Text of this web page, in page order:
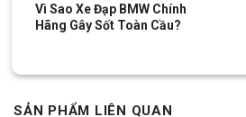
Vì Sao Xe Đạp BMW Chính
Hãng Gây Sốt Toàn Cầu?
SẢN PHẨM LIÊN QUAN